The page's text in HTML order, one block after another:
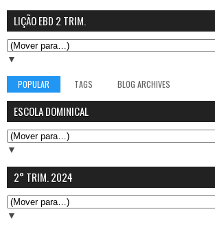
LIÇÃO EBD 2 TRIM.
▼
POPULAR TAGS BLOG ARCHIVES
ESCOLA DOMINICAL
▼
2° TRIM. 2024
▼